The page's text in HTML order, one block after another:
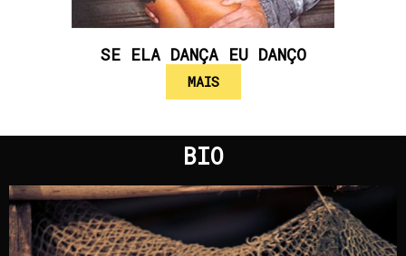
SE ELA DANÇA EU DANÇO
MAIS
BIO